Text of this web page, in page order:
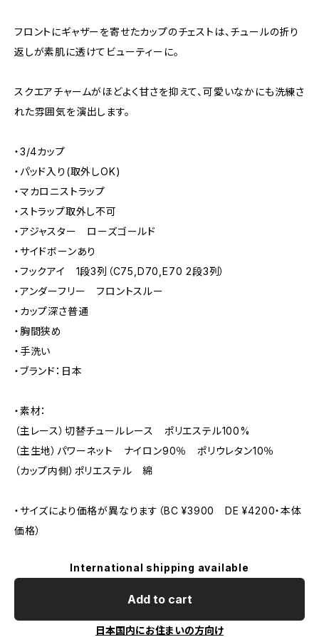
フロントにギャザーを寄せたカップのチェストは、チュールの折り
返しが素肌に透けてビューティーに。
スクエアチャームがほどよく甘さを抑えて、可愛いなかにも洗練さ
れた雰囲気を演出します。
・3/4カップ
・パッド入り(取外しOK)
・マカロニストラップ
・ストラップ取外し不可
・アジャスター ローズゴールド
・サイドボーンあり
・フックアイ 1段3列（C75,D70,E70 2段3列）
・アンダーフリー フロントスルー
・カップ深さ普通
・胸間狭め
・手洗い
・ブランド：日本
・素材：
（主レース）切替チュールレース ポリエステル100%
（主生地）パワーネット ナイロン90％ ポリウレタン10％
（カップ内側）ポリエステル 綿
・サイズにより価格が異なります（BC ¥3900 DE ¥4200・本体
価格）
International shipping available
Add to cart
日本国内にお住まいの方向け